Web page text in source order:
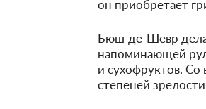
он приобретает
Бюш-де-Шевр
напоминающей
и сухофруктов.
степеней